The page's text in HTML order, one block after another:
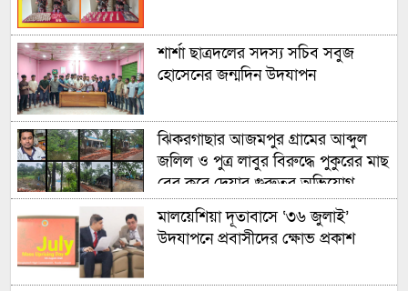
শার্শা ছাত্রদলের সদস্য সচিব সবুজ
হোসেনের জন্মদিন উদযাপন
ঝিকরগাছার আজমপুর গ্রামের আব্দুল
জলিল ও পুত্র লাবুর বিরুদ্ধে পুকুরের মাছ
বের করে দেয়ার গুরুতর অভিযোগ
উঠেছে
মালয়েশিয়া দূতাবাসে ‘৩৬ জুলাই’
উদযাপনে প্রবাসীদের ক্ষোভ প্রকাশ